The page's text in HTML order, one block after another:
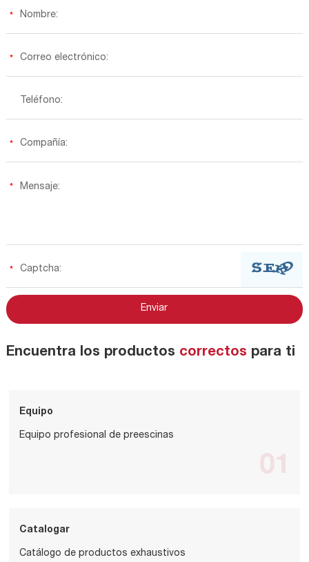
Encuentra los productos correctos para ti
Equipo
Equipo profesional de preescinas
Catalogar
Catálogo de productos exhaustivos